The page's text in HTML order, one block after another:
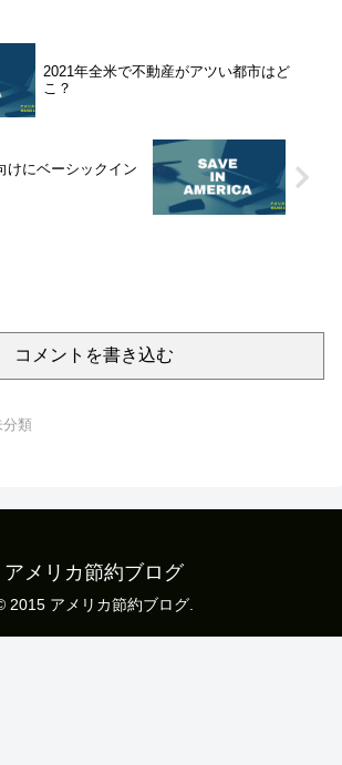
2021年全米で不動産がアツい都市はど
こ？
けにベーシックイン
コメントを書き込む
分類
アメリカ節約ブログ
2015 アメリカ節約ブログ.